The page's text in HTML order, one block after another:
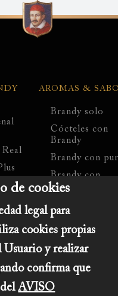
AROMAS &
Brandy solo
Cócteles con
Brandy
Brandy con
Brandy con
chocolate
EL LEGADO
ROMATE
Elaboración de
Brandy
de cookies
legal para
cookies propias
Usuario y realizar
confirma que
delAVISO